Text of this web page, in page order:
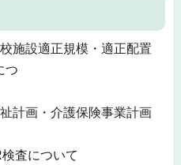
施設適正規模・適正配置
つ
計画・介護保険事業計画
査について